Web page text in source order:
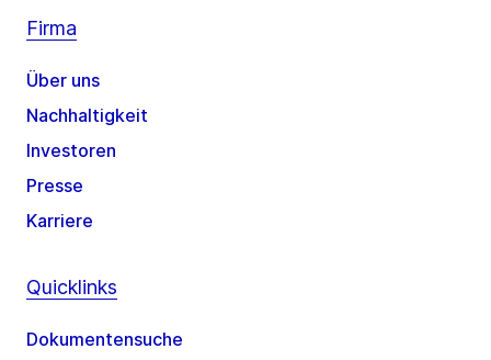
Firma
Über uns
Nachhaltigkeit
Investoren
Presse
Karriere
Quicklinks
Dokumentensuche